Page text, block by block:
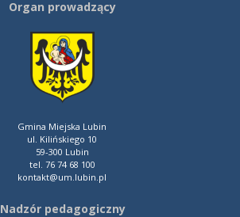
Organ prowadzący
Gmina Miejska Lubin
ul. Kilińskiego 10
59-300 Lubin
tel. 76 74 68 100
kontakt@um.lubin.pl
Nadzór pedagogiczny